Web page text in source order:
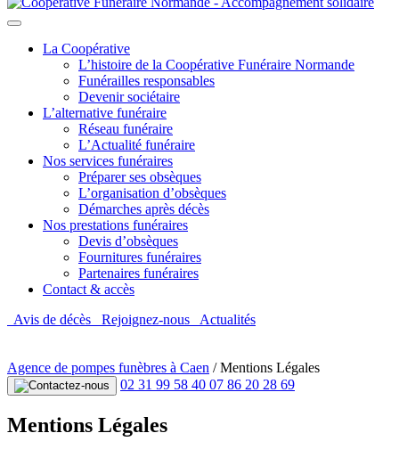
La Coopérative
L’histoire de la Coopérative Funéraire Normande
Funérailles responsables
Devenir sociétaire
L’alternative funéraire
Réseau funéraire
L’Actualité funéraire
Nos services funéraires
Préparer ses obsèques
L’organisation d’obsèques
Démarches après décès
Nos prestations funéraires
Devis d’obsèques
Fournitures funéraires
Partenaires funéraires
Contact & accès
Avis de décès
Rejoignez-nous Actualités
Agence de pompes funèbres à Caen /Mentions Légales
02 31 99 58 40 07 86 20 28 69
Mentions Légales